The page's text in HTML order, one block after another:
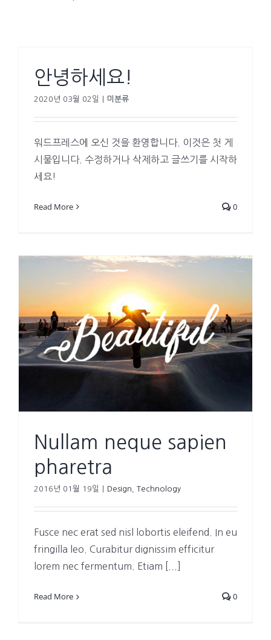
안녕하세요!
2020년 03월 02일 미분류
워드프레스에 오신 것을 환영합니다. 이것은 첫 게
시물입니다. 수정하거나 삭제하고 글쓰기를 시작하
세요!
Read More 0
Nullam neque sapien
pharetra
2016년 01월 19일 Design Technology
Fusce nec erat sed nisl lobortis eleifend. In eu
fringilla leo. Curabitur dignissim efficitur
lorem nec fermentum. Etiam [...]
Read More 0